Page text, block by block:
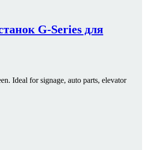
G-Series для
Ideal for signage, auto parts, elevator